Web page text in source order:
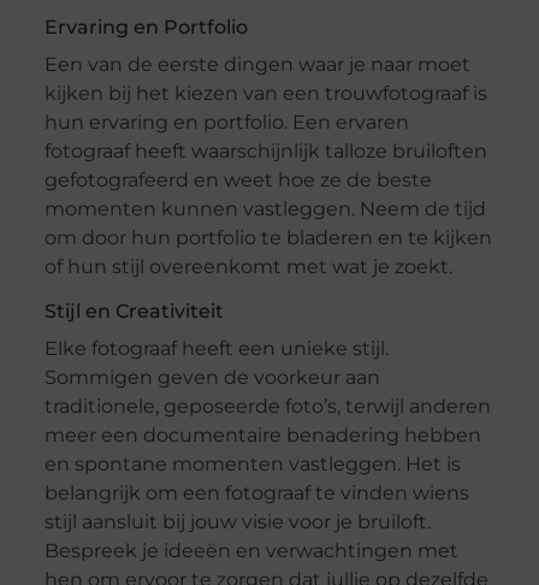
Ervaring en Portfolio
Een van de eerste dingen waar je naar moet
kijken bij het kiezen van een trouwfotograaf is
hun ervaring en portfolio. Een ervaren
fotograaf heeft waarschijnlijk talloze bruiloften
gefotografeerd en weet hoe ze de beste
momenten kunnen vastleggen. Neem de tijd
om door hun portfolio te bladeren en te kijken
of hun stijl overeenkomt met wat je zoekt.
Stijl en Creativiteit
Elke fotograaf heeft een unieke stijl.
Sommigen geven de voorkeur aan
traditionele, geposeerde foto’s, terwijl anderen
meer een documentaire benadering hebben
en spontane momenten vastleggen. Het is
belangrijk om een fotograaf te vinden wiens
stijl aansluit bij jouw visie voor je bruiloft.
Bespreek je ideeën en verwachtingen met
hen om ervoor te zorgen dat jullie op dezelfde